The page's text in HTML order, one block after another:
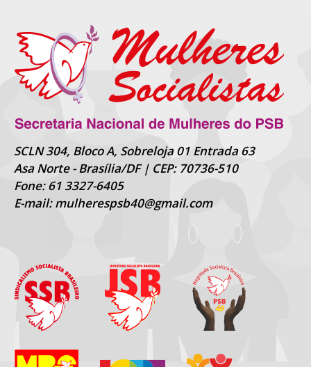
SCLN 304, Bloco A, Sobreloja 01 Entrada 63
Asa Norte - Brasília/DF | CEP: 70736-510
Fone: 61 3327-6405
E-mail: mulherespsb40@gmail.com